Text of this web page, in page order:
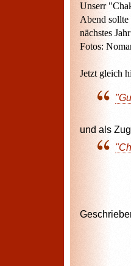
Unserr
Abend
nächstes
Fotos:
Jetzt gleich
und als